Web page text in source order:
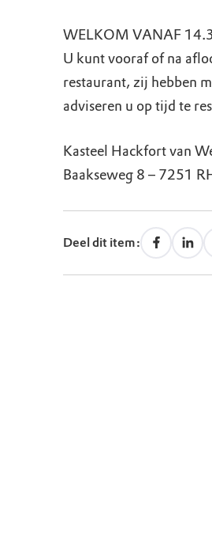
WELKOM VANAF
U kunt vooraf of na
restaurant, zij hebben
adviseren u op tijd te
Kasteel Hackfort van
Baakseweg 8 – 7251
Deel dit item: